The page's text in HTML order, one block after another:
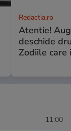
Redactia.ro
Atentie!
deschide
Zodiile care
11:00